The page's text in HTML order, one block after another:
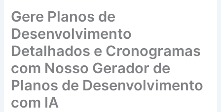
Gere Planos de
Desenvolvimento
Detalhados e Cronogramas
com Nosso Gerador de
Planos de Desenvolvimento
com IA